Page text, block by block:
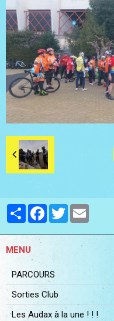
PartagerFacebook
Twitter
MENU
PARCOURS
Sorties Club
Les Audax à la une ! ! !